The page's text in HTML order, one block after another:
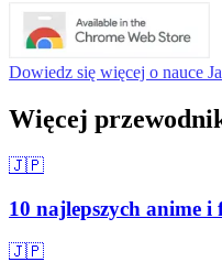
Dowiedz się więcej o nauce
Więcej
🇯🇵
10 najlepszych anime
🇯🇵